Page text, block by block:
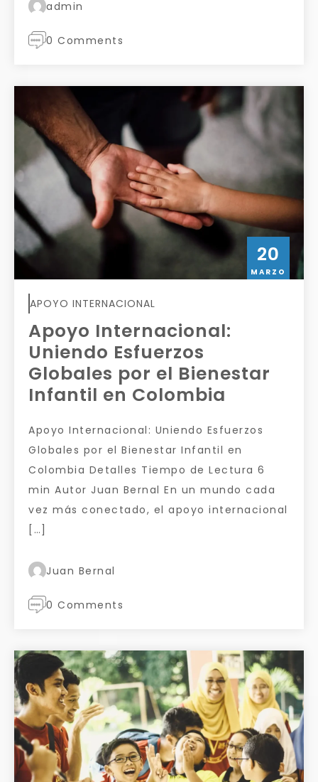
admin
0 Comments
20
MARZO
APOYO INTERNACIONAL
Apoyo Internacional:
Uniendo Esfuerzos
Globales por el Bienestar
Infantil en Colombia
Apoyo Internacional: Uniendo Esfuerzos
Globales por el Bienestar Infantil en
Colombia Detalles Tiempo de Lectura 6
min Autor Juan Bernal En un mundo cada
vez más conectado, el apoyo internacional
[…]
Juan Bernal
0 Comments